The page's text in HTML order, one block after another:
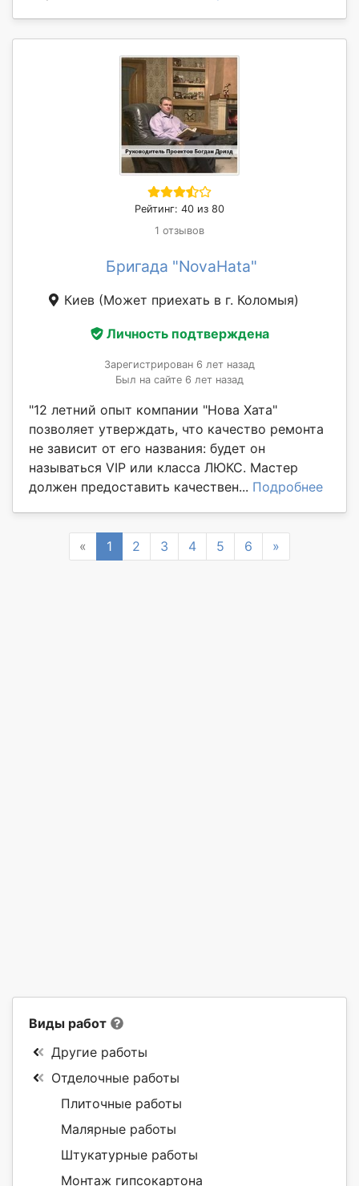
Рейтинг: 40 из 80
1 отзывов
Бригада "NovaHata"
Киев (Может приехать в г. Коломыя)
Личность подтверждена
Зарегистрирован 6 лет назад
Был на сайте 6 лет назад
"12 летний опыт компании "Нова Хата"
позволяет утверждать, что качество ремонта
не зависит от его названия: будет он
называться VIP или класса ЛЮКС. Мастер
должен предоставить качествен... Подробнее
« Previous
1 2 3 4 5 6 »
Виды работ
Другие работы
Отделочные работы
Плиточные работы
Малярные работы
Штукатурные работы
Монтаж гипсокартона